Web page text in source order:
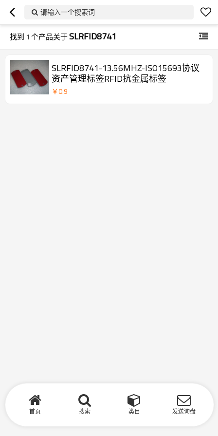
请输入一个搜索词
找到 1 个产品关于SLRFID8741
SLRFID8741-13.56MHZ-ISO15693协议
资产管理标签RFID抗金属标签
￥0.9
首页 搜索 类目 发送询盘